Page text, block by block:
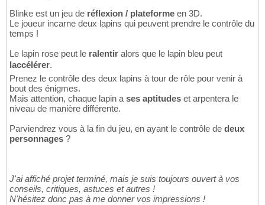
Blinke est un jeu de réflexion / plateforme en 3D.
Le joueur incarne deux lapins qui peuvent prendre le contrôle du
temps !
Le lapin rose peut le ralentir alors que le lapin bleu peut
laccélérer.
Prenez le contrôle des deux lapins à tour de rôle pour venir à
bout des énigmes.
Mais attention, chaque lapin a ses aptitudes et arpentera le
niveau de manière différente.
Parviendrez vous à la fin du jeu, en ayant le contrôle de deux
personnages ?
J'ai affiché projet terminé, mais je suis toujours ouvert à vos
conseils, critiques, astuces et autres !
N'hésitez donc pas à me donner vos impressions !